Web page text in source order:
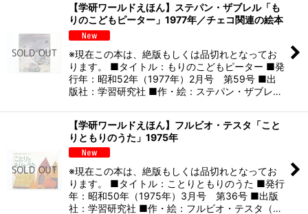
【学研ワールドえほん】ステパン・ザブレル「も
りのこどもピーター」1977年／チェコ関連の絵本
※現在この本は、絶版もしくは品切れとなってお
ります。 ■タイトル：もりのこどもピーター ■発
行年：昭和52年（1977年）2月号 第59号 ■出
版社：学習研究社 ■作・絵：ステパン・ザブレ…
【学研ワールドえほん】フルビオ・テスタ「こと
りともりのうた」1975年
※現在この本は、絶版もしくは品切れとなってお
ります。 ■タイトル：ことりともりのうた ■発行
年：昭和50年（1975年）3月号 第36号 ■出版
社：学習研究社 ■作・絵：フルビオ・テスタ（…